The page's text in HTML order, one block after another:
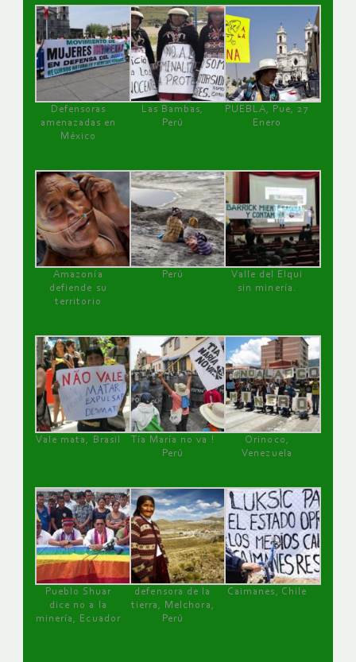
Defensoras
amenazadas en
México
Las Bambas,
Perú
PUEBLA, Pue, 27
Enero
Amazonía
defiende su
territorio
Perú
Valle del Elqui
sin minería.
Vale mata, Brasil
Tía María no va !
Perú
Orinoco,
Venezuela
Pueblo Shuar
dice no a la
minería, Ecuador
defensora de la
tierra, Melchora,
Perú
Caimanes, Chile